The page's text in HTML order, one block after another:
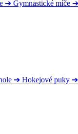
➔ Gymnastické míče ➔
➔ Hokejové puky ➔